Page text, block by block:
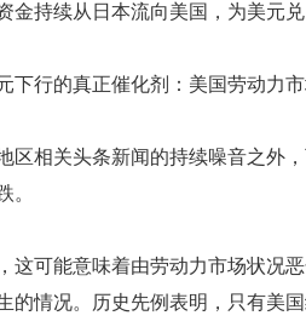
金持续从日本流向美国，为美元
行的真正催化剂：美国劳动力市
相关头条新闻的持续噪音之外，
。
可能意味着由劳动力市场状况恶
的情况。历史先例表明，只有美